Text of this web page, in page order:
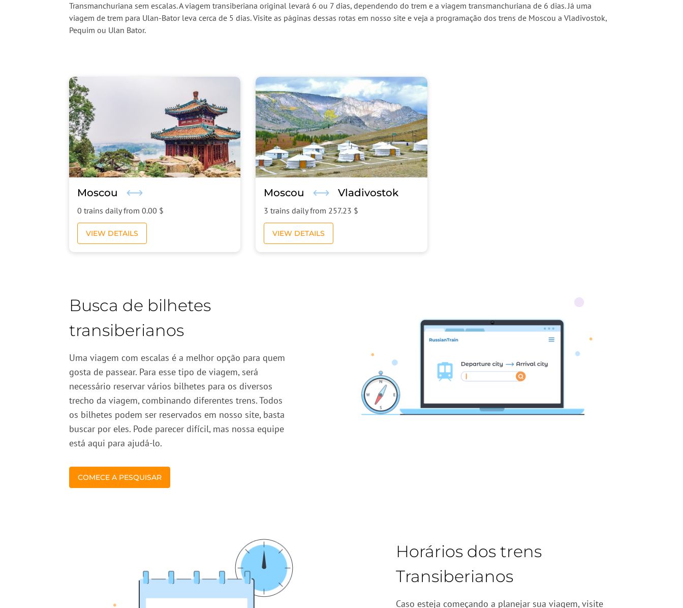
Transmanchuriana sem escalas. A viagem transiberiana original levará 6 ou 7 dias, dependendo do trem e a viagem transmanchuriana de 6 dias. Já uma
viagem de trem para Ulan-Bator leva cerca de 5 dias. Visite as páginas dessas rotas em nosso site e veja a programação dos trens de Moscou a Vladivostok,
Pequim ou Ulan Bator.
Moscou
0 trains daily from 0.00 $
VIEW DETAILS
Moscou Vladivostok
3 trains daily from 257.23 $
VIEW DETAILS
Busca de bilhetes
transiberianos
Uma viagem com escalas é a melhor opção para quem
gosta de passear. Para esse tipo de viagem, será
necessário reservar vários bilhetes para os diversos
trecho da viagem, combinando diferentes trens. Todos
os bilhetes podem ser reservados em nosso site, basta
buscar por eles. Pode parecer difícil, mas nossa equipe
está aqui para ajudá-lo.
COMECE A PESQUISAR
Horários dos trens
Transiberianos
Caso esteja começando a planejar sua viagem, visite